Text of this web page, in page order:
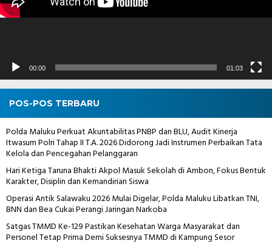
00:00 01:03
POS-POS TERBARU
Polda Maluku Perkuat Akuntabilitas PNBP dan BLU, Audit Kinerja
Itwasum Polri Tahap II T.A. 2026 Didorong Jadi Instrumen Perbaikan Tata
Kelola dan Pencegahan Pelanggaran
Hari Ketiga Taruna Bhakti Akpol Masuk Sekolah di Ambon, Fokus Bentuk
Karakter, Disiplin dan Kemandirian Siswa
Operasi Antik Salawaku 2026 Mulai Digelar, Polda Maluku Libatkan TNI,
BNN dan Bea Cukai Perangi Jaringan Narkoba
Satgas TMMD Ke-129 Pastikan Kesehatan Warga Masyarakat dan
Personel Tetap Prima Demi Suksesnya TMMD di Kampung Sesor